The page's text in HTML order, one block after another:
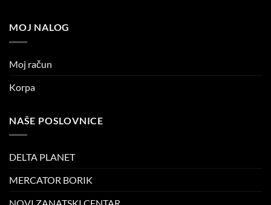
MOJ NALOG
Moj račun
Korpa
NAŠE POSLOVNICE
DELTA PLANET
MERCATOR BORIK